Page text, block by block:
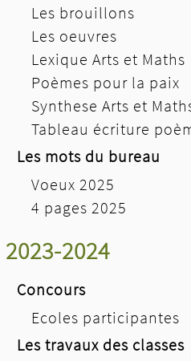
Les brouillons
Les oeuvres
Lexique Arts et Maths
Poèmes pour la paix
Synthese Arts et
Tableau écriture
Les mots du bureau
Voeux 2025
4 pages 2025
2023-2024
Concours
Ecoles participantes
Les travaux des classes